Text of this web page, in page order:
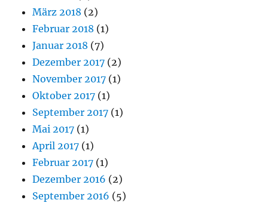
März 2018 (2)
Februar 2018 (1)
Januar 2018 (7)
Dezember 2017 (2)
November 2017 (1)
Oktober 2017 (1)
September 2017 (1)
Mai 2017 (1)
April 2017 (1)
Februar 2017 (1)
Dezember 2016 (2)
September 2016 (5)